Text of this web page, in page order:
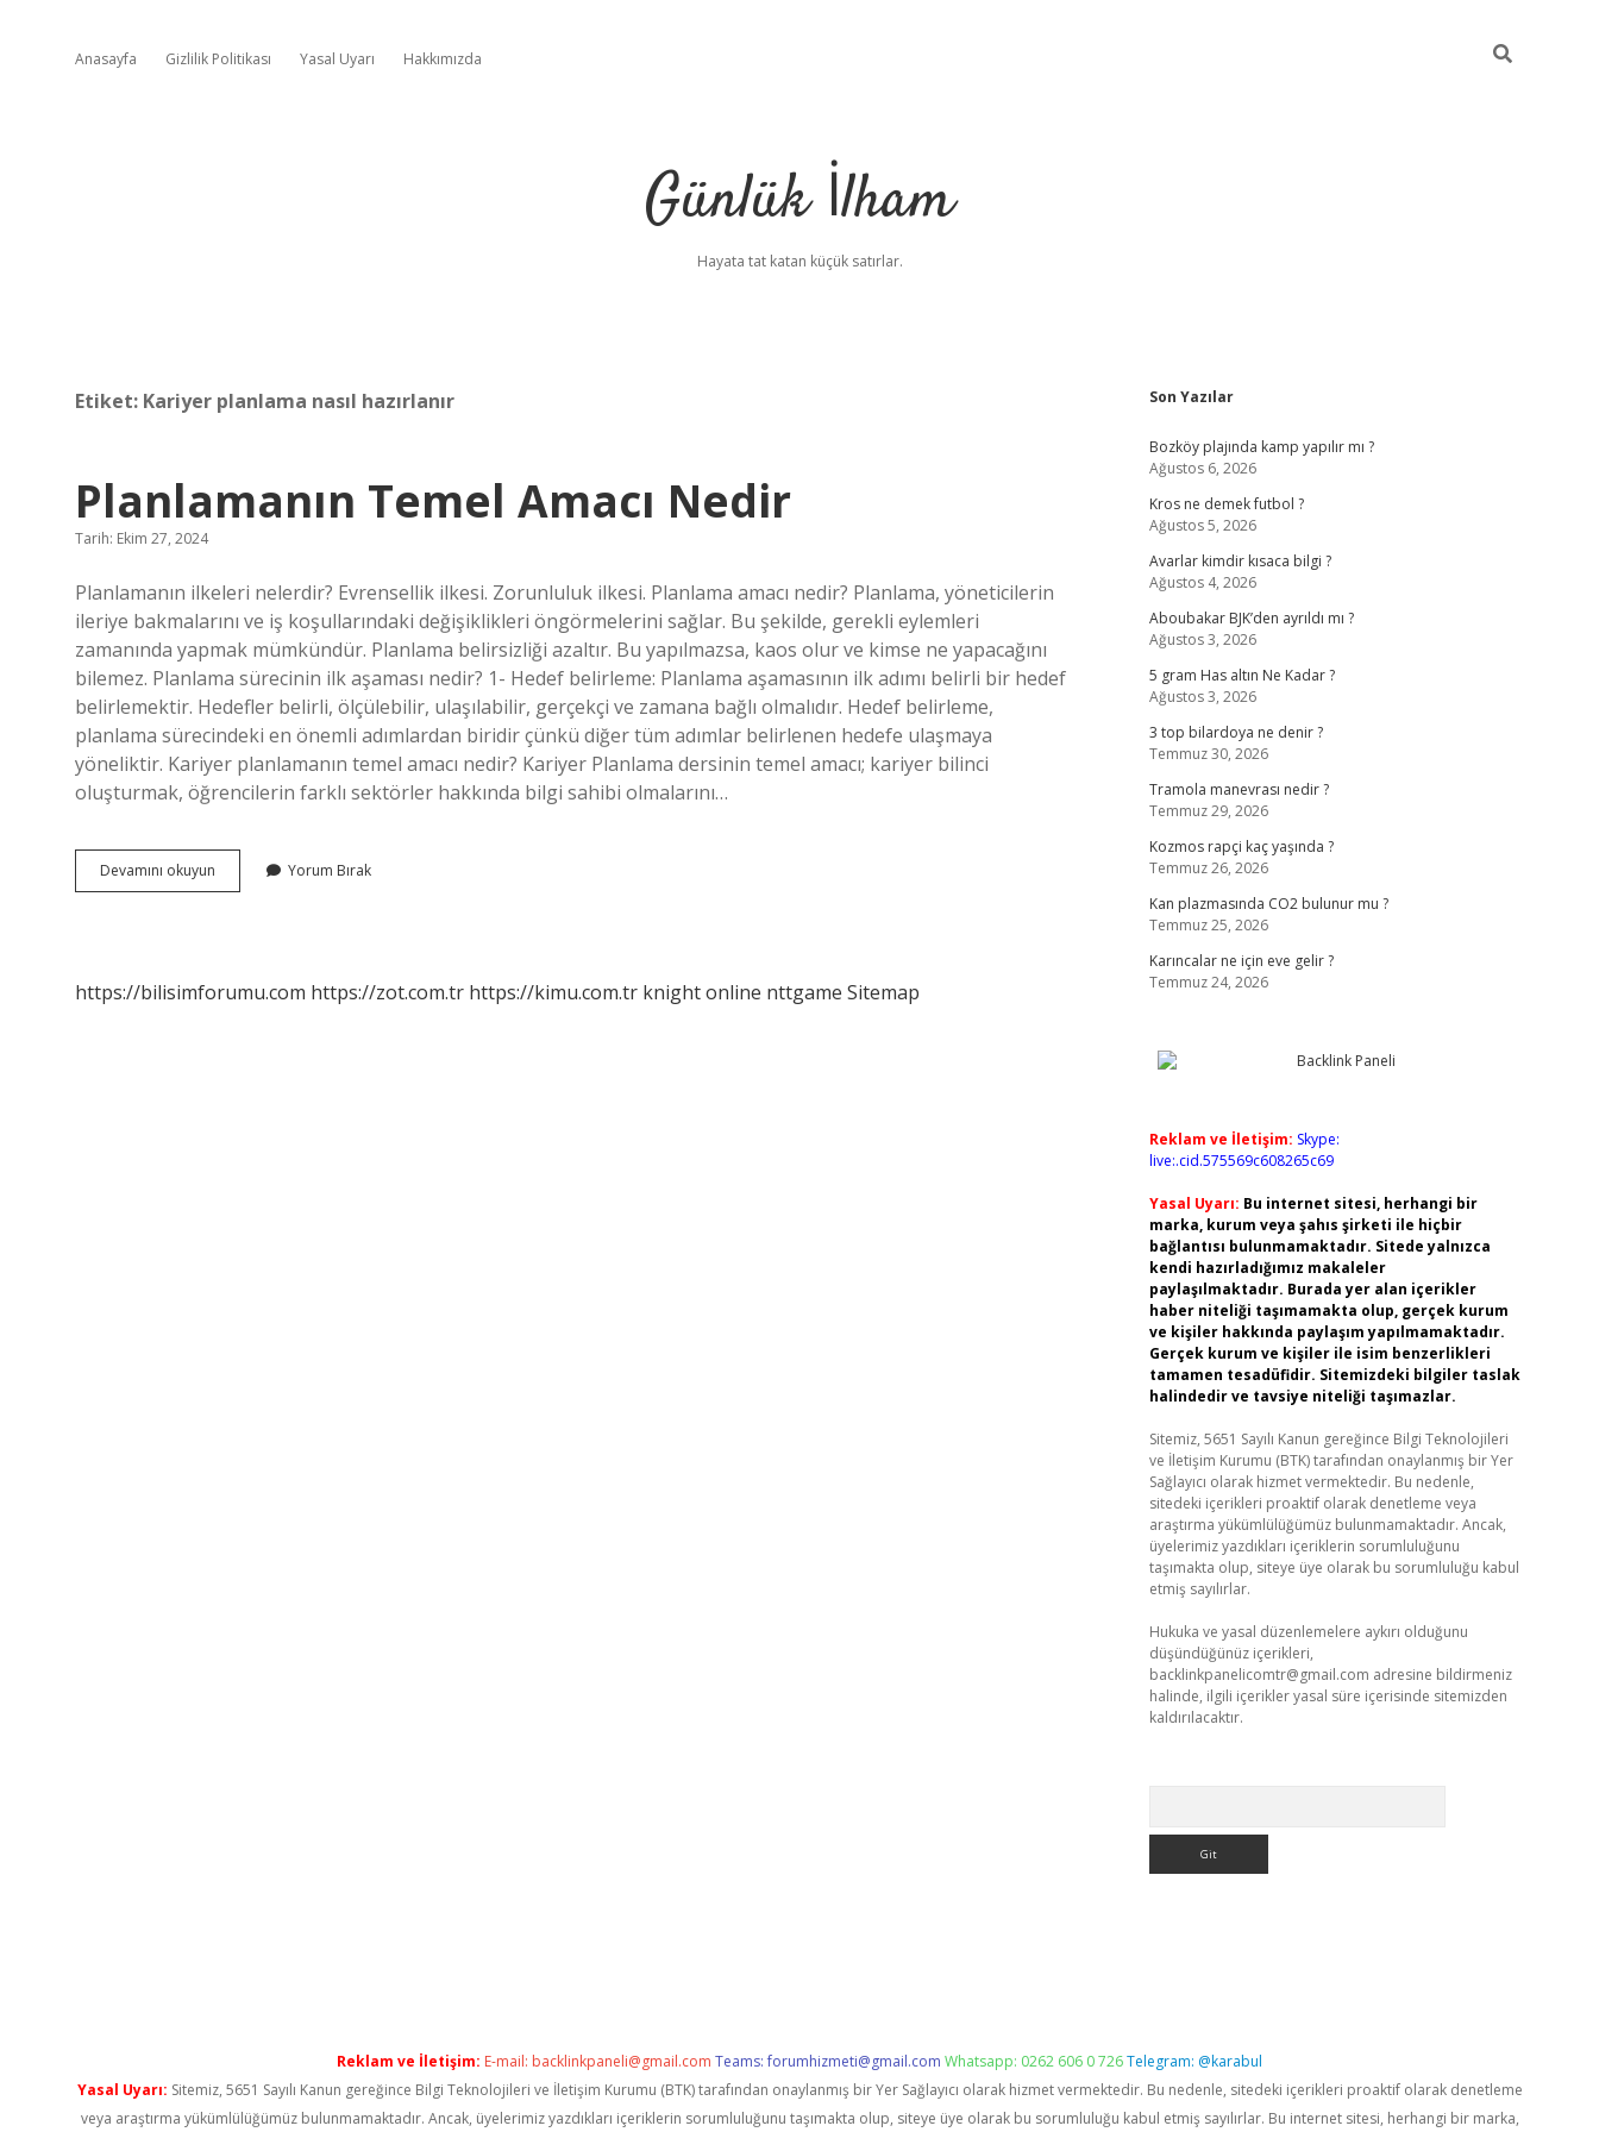
Anasayfa Gizlilik Politikası Yasal Uyarı Hakkımızda
Günlük İlham
Hayata tat katan küçük satırlar.
Etiket: Kariyer planlama nasıl hazırlanır
Planlamanın Temel Amacı Nedir
Tarih: Ekim 27, 2024
Planlamanın ilkeleri nelerdir? Evrensellik ilkesi. Zorunluluk ilkesi. Planlama amacı nedir? Planlama, yöneticilerin
ileriye bakmalarını ve iş koşullarındaki değişiklikleri öngörmelerini sağlar. Bu şekilde, gerekli eylemleri
zamanında yapmak mümkündür. Planlama belirsizliği azaltır. Bu yapılmazsa, kaos olur ve kimse ne yapacağını
bilemez. Planlama sürecinin ilk aşaması nedir? 1- Hedef belirleme: Planlama aşamasının ilk adımı belirli bir hedef
belirlemektir. Hedefler belirli, ölçülebilir, ulaşılabilir, gerçekçi ve zamana bağlı olmalıdır. Hedef belirleme,
planlama sürecindeki en önemli adımlardan biridir çünkü diğer tüm adımlar belirlenen hedefe ulaşmaya
yöneliktir. Kariyer planlamanın temel amacı nedir? Kariyer Planlama dersinin temel amacı; kariyer bilinci
oluşturmak, öğrencilerin farklı sektörler hakkında bilgi sahibi olmalarını…
Devamını okuyun Planlamanın
Temel
Yorum Bırak
https://bilisimforumu.com https://zot.com.tr https://kimu.com.tr knight online nttgame Sitemap
Sidebar
Son Yazılar
Bozköy plajında kamp yapılır mı ?
Ağustos 6, 2026
Kros ne demek futbol ?
Ağustos 5, 2026
Avarlar kimdir kısaca bilgi ?
Ağustos 4, 2026
Aboubakar BJK’den ayrıldı mı ?
Ağustos 3, 2026
5 gram Has altın Ne Kadar ?
Ağustos 3, 2026
3 top bilardoya ne denir ?
Temmuz 30, 2026
Tramola manevrası nedir ?
Temmuz 29, 2026
Kozmos rapçi kaç yaşında ?
Temmuz 26, 2026
Kan plazmasında CO2 bulunur mu ?
Temmuz 25, 2026
Karıncalar ne için eve gelir ?
Temmuz 24, 2026
Reklam ve İletişim: Skype:
live:.cid.575569c608265c69
Yasal Uyarı: Bu internet sitesi, herhangi bir
marka, kurum veya şahıs şirketi ile hiçbir
bağlantısı bulunmamaktadır. Sitede yalnızca
kendi hazırladığımız makaleler
paylaşılmaktadır. Burada yer alan içerikler
haber niteliği taşımamakta olup, gerçek kurum
ve kişiler hakkında paylaşım yapılmamaktadır.
Gerçek kurum ve kişiler ile isim benzerlikleri
tamamen tesadüfidir. Sitemizdeki bilgiler taslak
halindedir ve tavsiye niteliği taşımazlar.
Sitemiz, 5651 Sayılı Kanun gereğince Bilgi Teknolojileri
ve İletişim Kurumu (BTK) tarafından onaylanmış bir Yer
Sağlayıcı olarak hizmet vermektedir. Bu nedenle,
sitedeki içerikleri proaktif olarak denetleme veya
araştırma yükümlülüğümüz bulunmamaktadır. Ancak,
üyelerimiz yazdıkları içeriklerin sorumluluğunu
taşımakta olup, siteye üye olarak bu sorumluluğu kabul
etmiş sayılırlar.
Hukuka ve yasal düzenlemelere aykırı olduğunu
düşündüğünüz içerikleri,
backlinkpanelicomtr@gmail.com adresine bildirmeniz
halinde, ilgili içerikler yasal süre içerisinde sitemizden
kaldırılacaktır.
Reklam ve İletişim: E-mail: backlinkpaneli@gmail.com Teams:forumhizmeti@gmail.com Whatsapp: 0262 606 0 726Telegram: @karabul
Yasal Uyarı: Sitemiz, 5651 Sayılı Kanun gereğince Bilgi Teknolojileri ve İletişim Kurumu (BTK) tarafından onaylanmış bir Yer Sağlayıcı olarak hizmet vermektedir. Bu nedenle, sitedeki içerikleri proaktif olarak denetleme
veya araştırma yükümlülüğümüz bulunmamaktadır. Ancak, üyelerimiz yazdıkları içeriklerin sorumluluğunu taşımakta olup, siteye üye olarak bu sorumluluğu kabul etmiş sayılırlar. Bu internet sitesi, herhangi bir marka,